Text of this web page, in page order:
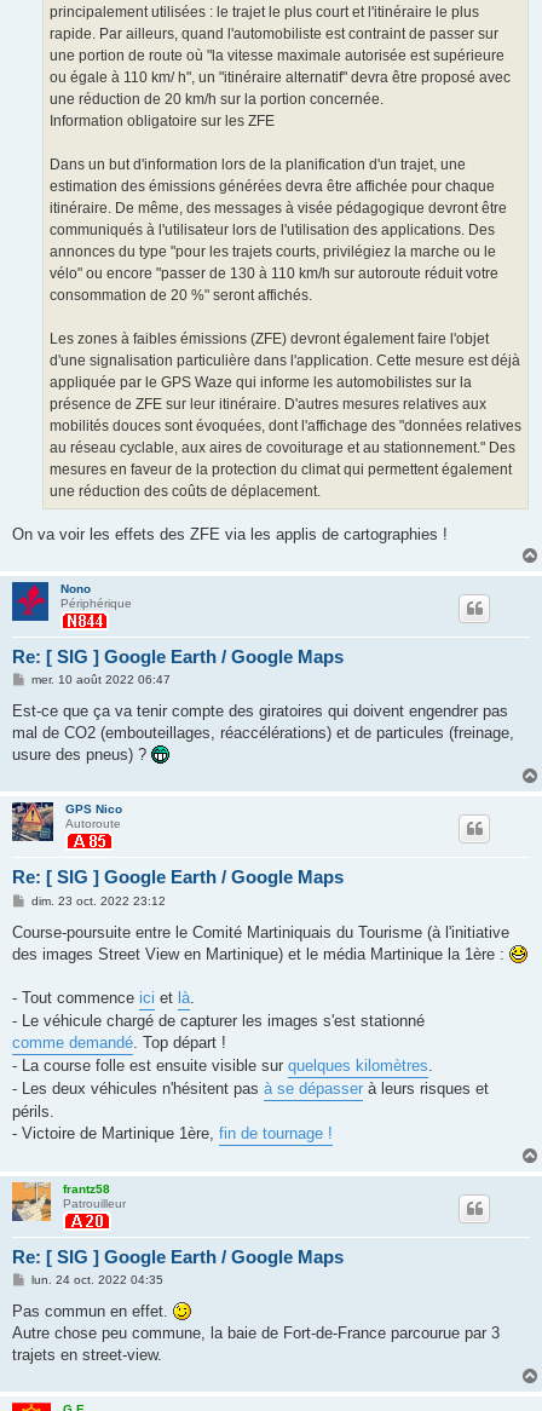
principalement utilisées : le trajet le plus court et l'itinéraire le plus
rapide. Par ailleurs, quand l'automobiliste est contraint de passer sur
une portion de route où "la vitesse maximale autorisée est supérieure
ou égale à 110 km/ h", un "itinéraire alternatif" devra être proposé avec
une réduction de 20 km/h sur la portion concernée.
Information obligatoire sur les ZFE
Dans un but d'information lors de la planification d'un trajet, une
estimation des émissions générées devra être affichée pour chaque
itinéraire. De même, des messages à visée pédagogique devront être
communiqués à l'utilisateur lors de l'utilisation des applications. Des
annonces du type "pour les trajets courts, privilégiez la marche ou le
vélo" ou encore "passer de 130 à 110 km/h sur autoroute réduit votre
consommation de 20 %" seront affichés.
Les zones à faibles émissions (ZFE) devront également faire l'objet
d'une signalisation particulière dans l'application. Cette mesure est déjà
appliquée par le GPS Waze qui informe les automobilistes sur la
présence de ZFE sur leur itinéraire. D'autres mesures relatives aux
mobilités douces sont évoquées, dont l'affichage des "données relatives
au réseau cyclable, aux aires de covoiturage et au stationnement." Des
mesures en faveur de la protection du climat qui permettent également
une réduction des coûts de déplacement.
On va voir les effets des ZFE via les applis de cartographies !
Nono
Périphérique
Re: [ SIG ] Google Earth / Google Maps
M
s
a
g
mer. 10 août 2022 06:47
Est-ce que ça va tenir compte des giratoires qui doivent engendrer pas
mal de CO2 (embouteillages, réaccélérations) et de particules (freinage,
usure des pneus) ?
GPS Nico
Autoroute
Re: [ SIG ] Google Earth / Google Maps
M
s
a
dim. 23 oct. 2022 23:12
Course-poursuite entre le Comité Martiniquais du Tourisme (à l'initiative
des images Street View en Martinique) et le média Martinique la 1ère :
- Tout commence ici et là
- Le véhicule chargé de capturer les images s'est stationné
comme demandé . Top départ !
- La course folle est ensuite visible sur quelques kilomètres
- Les deux véhicules n'hésitent pas à se dépasser à leurs risques et
périls.
- Victoire de Martinique 1ère, fin de tournage !
frantz58
Patrouilleur
Re: [ SIG ] Google Earth / Google Maps
M
s
a
g
e
lun. 24 oct. 2022 04:35
Pas commun en effet.
Autre chose peu commune, la baie de Fort-de-France parcourue par 3
trajets en street-view.